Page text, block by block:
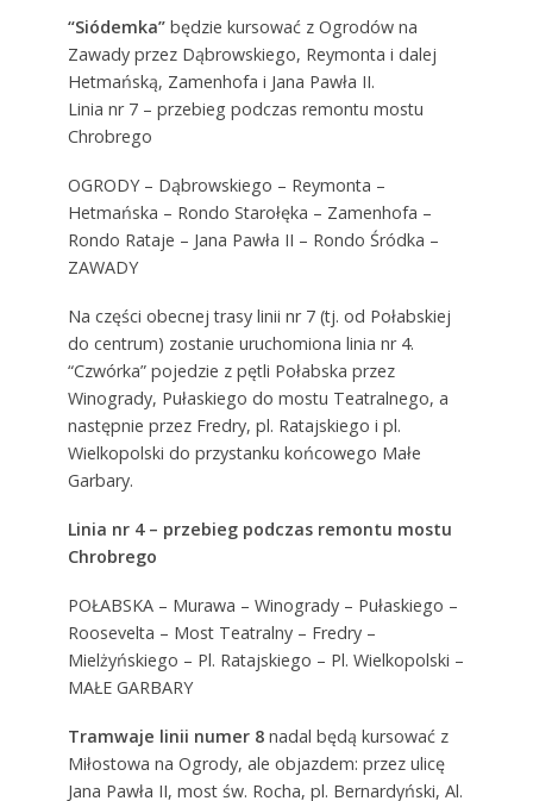
“Siódemka”będzie kursować z Ogrodów na
Zawady przez Dąbrowskiego, Reymonta i dalej
Hetmańską, Zamenhofa i Jana Pawła II.
Linia nr 7 – przebieg podczas remontu mostu
Chrobrego
OGRODY – Dąbrowskiego – Reymonta –
Hetmańska – Rondo Starołęka – Zamenhofa –
Rondo Rataje – Jana Pawła II – Rondo Śródka –
ZAWADY
Na części obecnej trasy linii nr 7 (tj. od Połabskiej
do centrum) zostanie uruchomiona linia nr 4.
“Czwórka” pojedzie z pętli Połabska przez
Winogrady, Pułaskiego do mostu Teatralnego, a
następnie przez Fredry, pl. Ratajskiego i pl.
Wielkopolski do przystanku końcowego Małe
Garbary.
Linia nr 4 – przebieg podczas remontu mostu
Chrobrego
POŁABSKA – Murawa – Winogrady – Pułaskiego –
Roosevelta – Most Teatralny – Fredry –
Mielżyńskiego – Pl. Ratajskiego – Pl. Wielkopolski –
MAŁE GARBARY
Tramwaje linii numer 8nadal będą kursować z
Miłostowa na Ogrody, ale objazdem: przez ulicę
Jana Pawła II, most św. Rocha, pl. Bernardyński, Al.